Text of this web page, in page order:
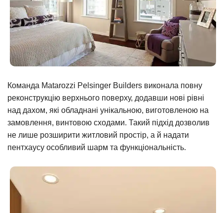
Команда Matarozzi Pelsinger Builders виконала повну
реконструкцію верхнього поверху, додавши нові рівні
над дахом, які обладнані унікальною, виготовленою на
замовлення, винтовою сходами. Такий підхід дозволив
не лише розширити житловий простір, а й надати
пентхаусу особливий шарм та функціональність.